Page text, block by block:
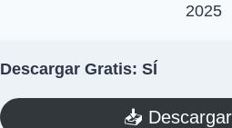
2025
Descargar Gratis: SÍ
📥​